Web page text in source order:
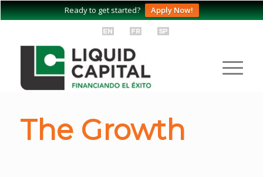
Ready to get started? Apply Now!
The Growth